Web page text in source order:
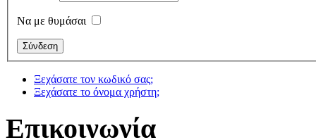
Να με θυμάσαι
Ξεχάσατε τον κωδικό σας;
Ξεχάσατε το όνομα χρήστη;
Επικοινωνία